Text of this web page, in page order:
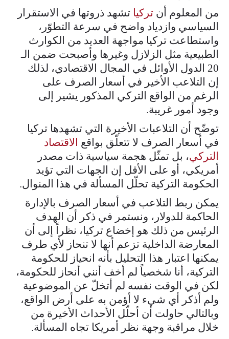
من المعلوم أن تركيا تشهد ذروتها في الاستقرار
السياسي وازدياد واضح في سرعة التطوّر،
واستطاعت تركيا مواجهة العديد من الكوارث
الطبيعية مثل الزلازل وغيرها وأصبحت ضمن الـ
20 الدول الأوائل في المجال الاقتصادي، لذلك
إن التلاعب الأخير في أسعار الصرف على
الرغم من الواقع التركي المذكور يشير إلى
وجود أمور غريبة.
توضّح أن التلاعبات الأخيرة التي تشهدها تركيا
في أسعار الصرف لا تتعلّق بواقع
الاقتصاد
التركي، بل تمثّل هجمة سياسية ذات مصدر
أمريكي، أو على الأقل إن الجهات التي تؤيد
الحكومة التركية تحلّل المسألة في هذا المنوال.
يمكن ربط التلاعب في أسعار الصرف بالإدارة
الحاكمة للدولار، ونستمر في ذكر أن الهدف
الرئيس من ذلك هو إخضاع تركيا، نظراً إلى أن
المعارضة الداخلية تزعم أنها لا تنحاز لأي طرف
يمكنها اعتبار هذا التحليل بأنه انحياز للحكومة
التركية، أنا شخصياً لم أخف أنني أنحاز للحكومة،
لكن في الوقت نفسه لم أتخلّ عن الموضوعية
ولم أذكر أي شيء لا أؤمن به على أرض الواقع،
وبالتالي حاولت أن أحلّل الأحداث الأخيرة من
خلال مراقبة وجهة نظر أمريكا تجاه المسألة.